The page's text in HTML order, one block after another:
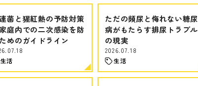
菌と猩紅熱の予防対策
庭内での二次感染を防
めのガイドライン
生活
ただの頻尿と侮れない糖尿
病がもたらす排尿トラブル
の現実
2026.07.18
生活